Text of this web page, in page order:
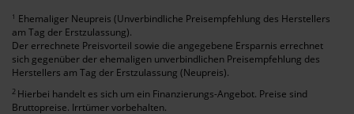
1 Ehemaliger Neupreis (Unverbindliche Preisempfehlung des Herstellers
am Tag der Erstzulassung).
Der errechnete Preisvorteil sowie die angegebene Ersparnis errechnet
sich gegenüber der ehemaligen unverbindlichen Preisempfehlung des
Herstellers am Tag der Erstzulassung (Neupreis).
2 Hierbei handelt es sich um ein Finanzierungs-Angebot. Preise sind
Bruttopreise. Irrtümer vorbehalten.